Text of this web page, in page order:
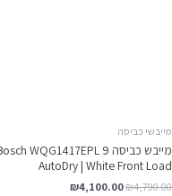
מייבשי כביסה
AutoDry | White Front Load
₪4,790.00
₪4,100.00